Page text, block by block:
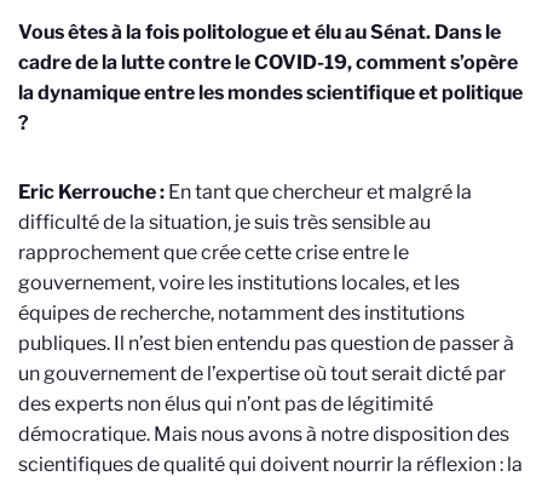
Vous êtes à la fois politologue et élu au Sénat. Dans le
cadre de la lutte contre le COVID-19, comment s’opère
la dynamique entre les mondes scientifique et politique
?
Eric Kerrouche : En tant que chercheur et malgré la
difficulté de la situation, je suis très sensible au
rapprochement que crée cette crise entre le
gouvernement, voire les institutions locales, et les
équipes de recherche, notamment des institutions
publiques. Il n’est bien entendu pas question de passer à
un gouvernement de l’expertise où tout serait dicté par
des experts non élus qui n’ont pas de légitimité
démocratique. Mais nous avons à notre disposition des
scientifiques de qualité qui doivent nourrir la réflexion : la